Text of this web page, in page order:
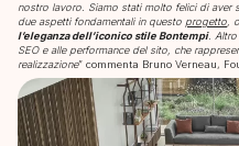
nostro lavoro. Siamo stati molto felici di aver
due aspetti fondamentali in questo progetto ,
l’eleganza dell’iconico stile Bontempi. Altro
SEO e alle performance del sito, che
realizzazione” commenta Bruno Verneau,